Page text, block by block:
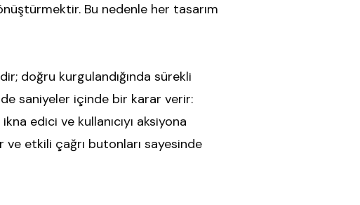
Bu nedenle her tasarım
doğru kurgulandığında sürekli
saniyeler içinde bir karar verir:
edici ve kullanıcıyı aksiyona
etkili çağrı butonları sayesinde